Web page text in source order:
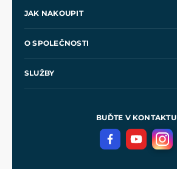
JAK NAKOUPIT
Velkoobchod
O SPOLEČNOSTI
SLUŽBY
Meče pro Kingdom Come
BUĎTE V KONTAKTU